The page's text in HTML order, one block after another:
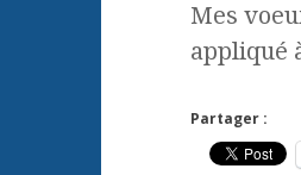
Mes
appliqué
Partager :